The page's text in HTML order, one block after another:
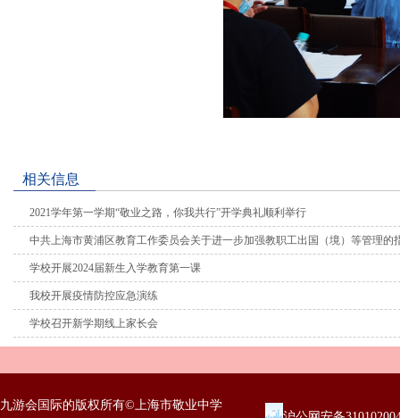
相关信息
2021学年第一学期“敬业之路，你我共行”开学典礼顺利举行
中共上海市黄浦区教育工作委员会关于进一步加强教职工出国（境）等管理的
学校开展2024届新生入学教育第一课
我校开展疫情防控应急演练
学校召开新学期线上家长会
九游会国际的版权所有©上海市敬业中学